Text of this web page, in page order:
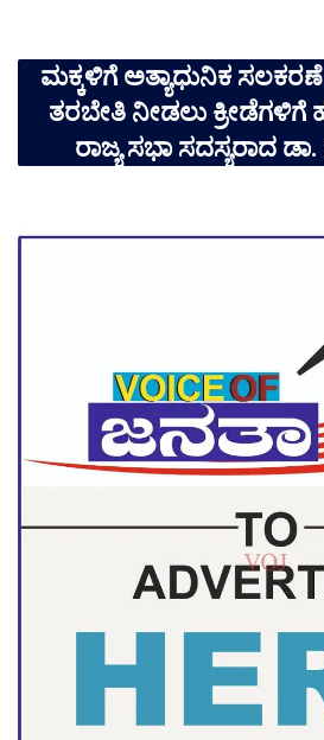
ಮಕ್ಕಳಿಗೆ ಅತ್ಯಾಧುನಿಕ
ತರಬೇತಿ ನೀಡಲು ಕ್ರೀಡೆಗಳಿಗೆ
ರಾಜ್ಯ ಸಭಾ ಸದಸ್ಯರಾದ